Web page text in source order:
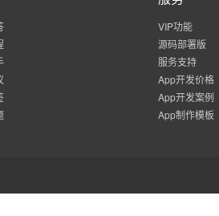
VIP功能
源码部署版
服务支持
App开发价格
App开发案例
App制作模板